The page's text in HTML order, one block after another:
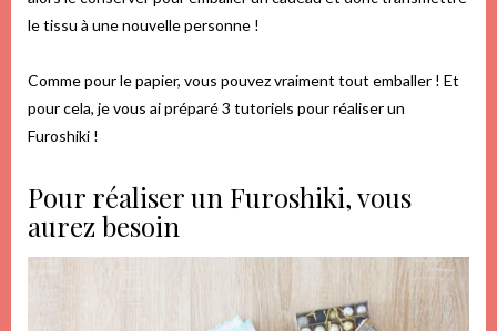
le tissu à une nouvelle personne !
Comme pour le papier, vous pouvez vraiment tout emballer ! Et
pour cela, je vous ai préparé 3 tutoriels pour réaliser un
Furoshiki !
Pour réaliser un Furoshiki, vous
aurez besoin